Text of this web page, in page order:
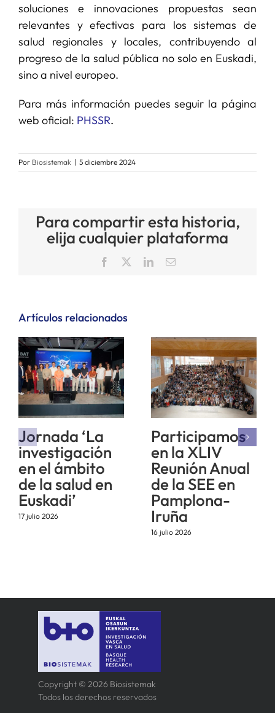
soluciones e innovaciones propuestas sean
relevantes y efectivas para los sistemas de
salud regionales y locales, contribuyendo al
progreso de la salud pública no solo en Euskadi,
sino a nivel europeo.
Para más información puedes seguir la página
web oficial: PHSSR.
Por Biosistemak | 5 diciembre 2024
Para compartir esta historia,
elija cualquier plataforma
Facebook LinkedInCorreo
Artículos relacionados
Jornada ‘La
investigación
en el ámbito
de la salud en
Euskadi’
17 julio 2026
Participamos
en la XLIV
Reunión Anual
de la SEE en
Pamplona-
Iruña
16 julio 2026
Copyright © 2026 Biosistemak
Todos los derechos reservados